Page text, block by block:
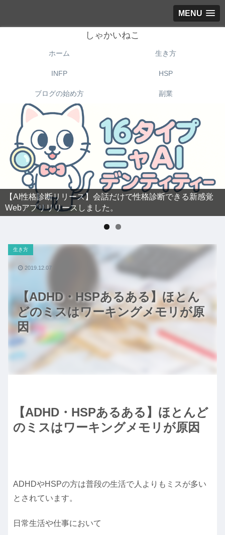
MENU
しゃかいねこ
ホーム 生き方
INFP HSP
ブログの始め方 副業
【AI性格診断リリース】会話だけで性格診断できる新感覚
Webアプリリリースしました。
【ADHD・HSPあるある】ほとん
どのミスはワーキングメモリが原
因
生き方
2019.12.07
【ADHD・HSPあるある】ほとんど
のミスはワーキングメモリが原因
ADHDやHSPの方は普段の生活で人よりもミスが多い
とされています。
日常生活や仕事において